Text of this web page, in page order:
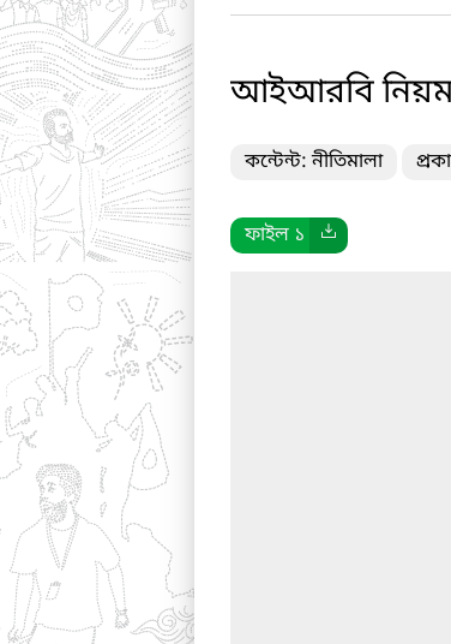
আইআরবি নিয়ম
কন্টেন্ট: নীতিমালা
ফাইল ১